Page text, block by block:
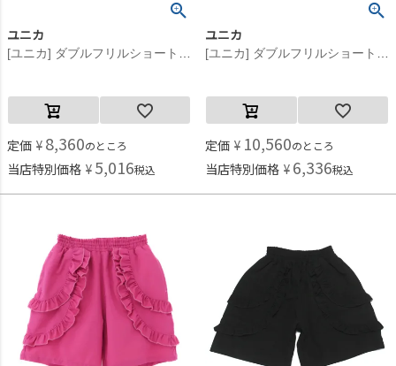
ユニカ
定価 ¥ 8,360のところ
当店特別価格 ¥ 5,016税込
ユニカ
定価 ¥ 10,560のところ
当店特別価格 ¥ 6,336税込